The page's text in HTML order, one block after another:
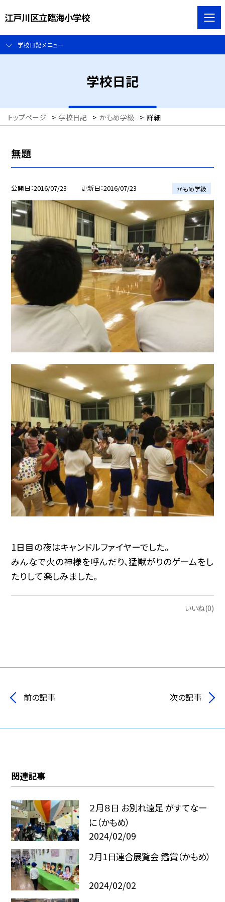
江戸川区立臨海小学校
学校日記メニュー
学校日記
トップページ > 学校日記 > かもめ学級 > 詳細
無題
公開日 2016/07/23 更新日 2016/07/23 かもめ学級
1日目の夜はキャンドルファイヤーでした。
みんなで火の神様を呼んだり、猛獣がりのゲームをし
たりして楽しみました。
いいね(0)
前の記事 次の記事
関連記事
２月８日 お別れ遠足 がすてなー
に（かもめ）
2024/02/09
2月1日連合展覧会 鑑賞（かもめ）
2024/02/02